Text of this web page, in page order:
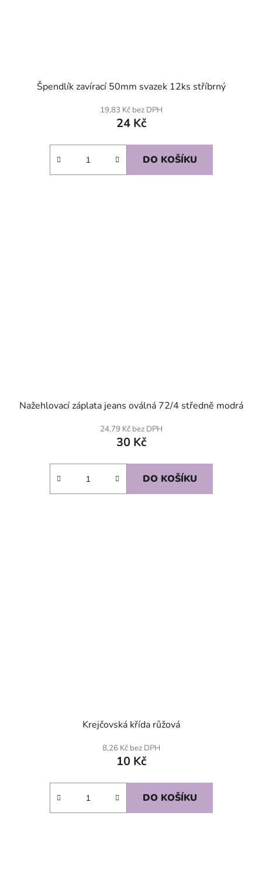
Špendlík zavírací 50mm svazek 12ks stříbrný
19,83 Kč bez DPH
24 Kč
DO KOŠÍKU
Nažehlovací záplata jeans oválná 72/4 středně modrá
24,79 Kč bez DPH
30 Kč
DO KOŠÍKU
Krejčovská křída růžová
8,26 Kč bez DPH
10 Kč
DO KOŠÍKU